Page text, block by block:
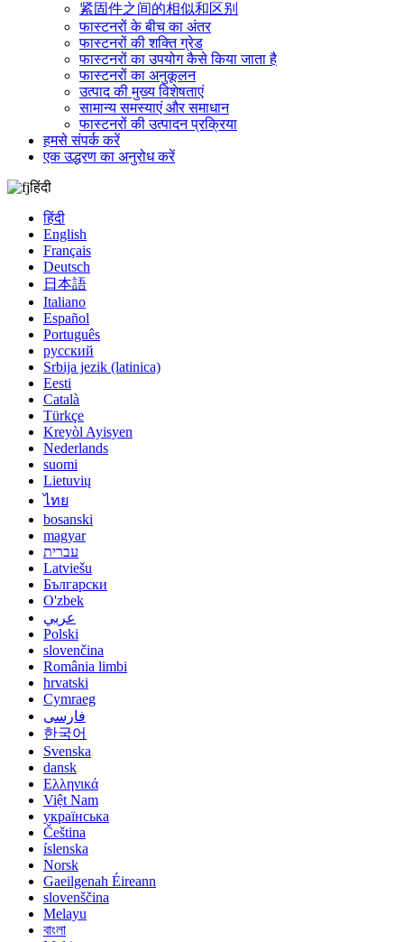
紧固件之间的相似和区别
फास्टनरों के बीच का अंतर
फास्टनरों की शक्ति ग्रेड
फास्टनरों का उपयोग कैसे किया जाता है
फास्टनरों का अनुकूलन
उत्पाद की मुख्य विशेषताएं
सामान्य समस्याएं और समाधान
फास्टनरों की उत्पादन प्रक्रिया
हमसे संपर्क करें
एक उद्धरण का अनुरोध करें
हिंदी
हिंदी
English
Français
Deutsch
日本語
Italiano
Español
Português
русский
Srbija jezik (latinica)
Eesti
Català
Türkçe
Kreyòl Ayisyen
Nederlands
suomi
Lietuvių
ไทย
bosanski
magyar
עברית
Latviešu
Български
O'zbek
عربي
Polski
slovenčina
România limbi
hrvatski
Cymraeg
فارسی
한국어
Svenska
dansk
Ελληνικά
Việt Nam
українська
Čeština
íslenska
Norsk
Gaeilgenah Éireann
slovenščina
Melayu
বাংলা